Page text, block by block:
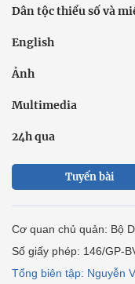
Dân tộc thiểu số và
English
Ảnh
Multimedia
24h qua
Tuyến bài
Cơ quan chủ quản: Bộ
Số giấy phép: 146/GP-
Tổng biên tập: Nguyễn